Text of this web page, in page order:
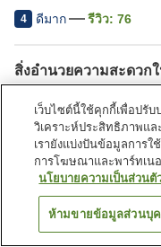
4 ดีมาก รีวิว: 76
สิ่งอำนวยความสะดวก
มีพื้นที่สำหรับสูบบุหรี่
หน้าแรก ญี่ปุ่น โทจิกิ
เว็บไซต์นี้ใช้คุกกี้เพื่อปรั
วิเคราะห์ประสิทธิภาพแล
เรายังแบ่งปันข้อมูลการใ
การโฆษณาและพาร์ทเนอ
นโยบายความเป็นส่วนตั
ห้ามขายข้อมูลส่วนบุ